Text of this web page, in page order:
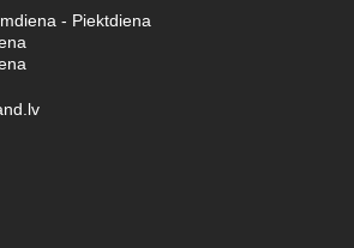
- Piektdiena